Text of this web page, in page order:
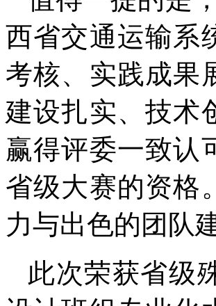
西省交通运输系
考核、实践成果
建设扎实、技术
赢得评委一致认
省级大赛的资格
力与出色的团队
此次荣获省级